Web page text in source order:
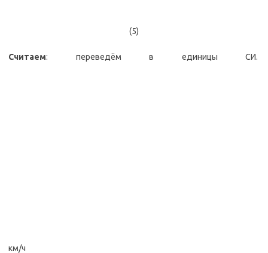
(5)
Считаем: переведём в единицы СИ.
км/ч